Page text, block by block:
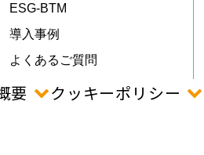
ESG-BTM
導入事例
よくあるご質問
要 クッキーポリシー